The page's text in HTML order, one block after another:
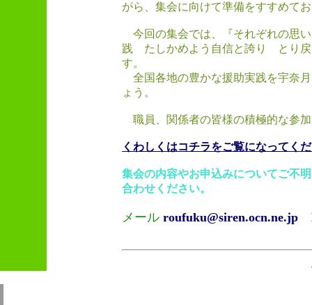
がら、集会に向けて準備をすすめて
今回の集会では、『それぞれの思
践 たしかめよう自信と誇り とり戻
す。
全国各地の豊かな援助実践を宇奈
ょう。
職員、関係者の皆様の積極的な参
くわしくはコチラをご覧になってく
集会の内容やお申込みについてご不
合わせください。
メール roufuku@siren.ocn.ne.jp